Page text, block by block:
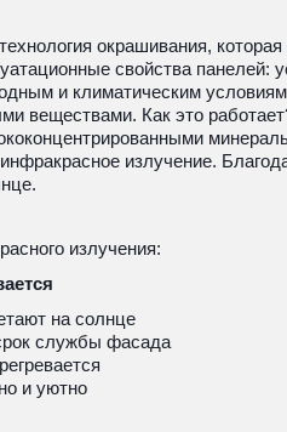
окрашивания, которая
свойства панелей:
и климатическим
веществами. Как это
излучение.
излучения:
на солнце
службы фасада
и уютно